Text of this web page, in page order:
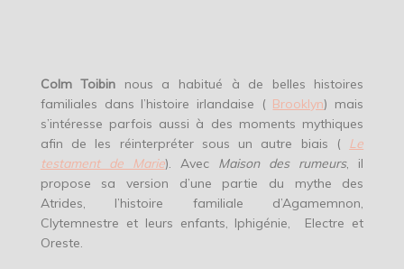
Colm Toibin nous a habitué à de belles histoires
familiales dans l’histoire irlandaise ( Brooklyn) mais
s’intéresse parfois aussi à des moments mythiques
afin de les réinterpréter sous un autre biais ( Le
testament de Marie). Avec Maison des rumeurs, il
propose sa version d’une partie du mythe des
Atrides, l’histoire familiale d’Agamemnon,
Clytemnestre et leurs enfants, Iphigénie, Electre et
Oreste.